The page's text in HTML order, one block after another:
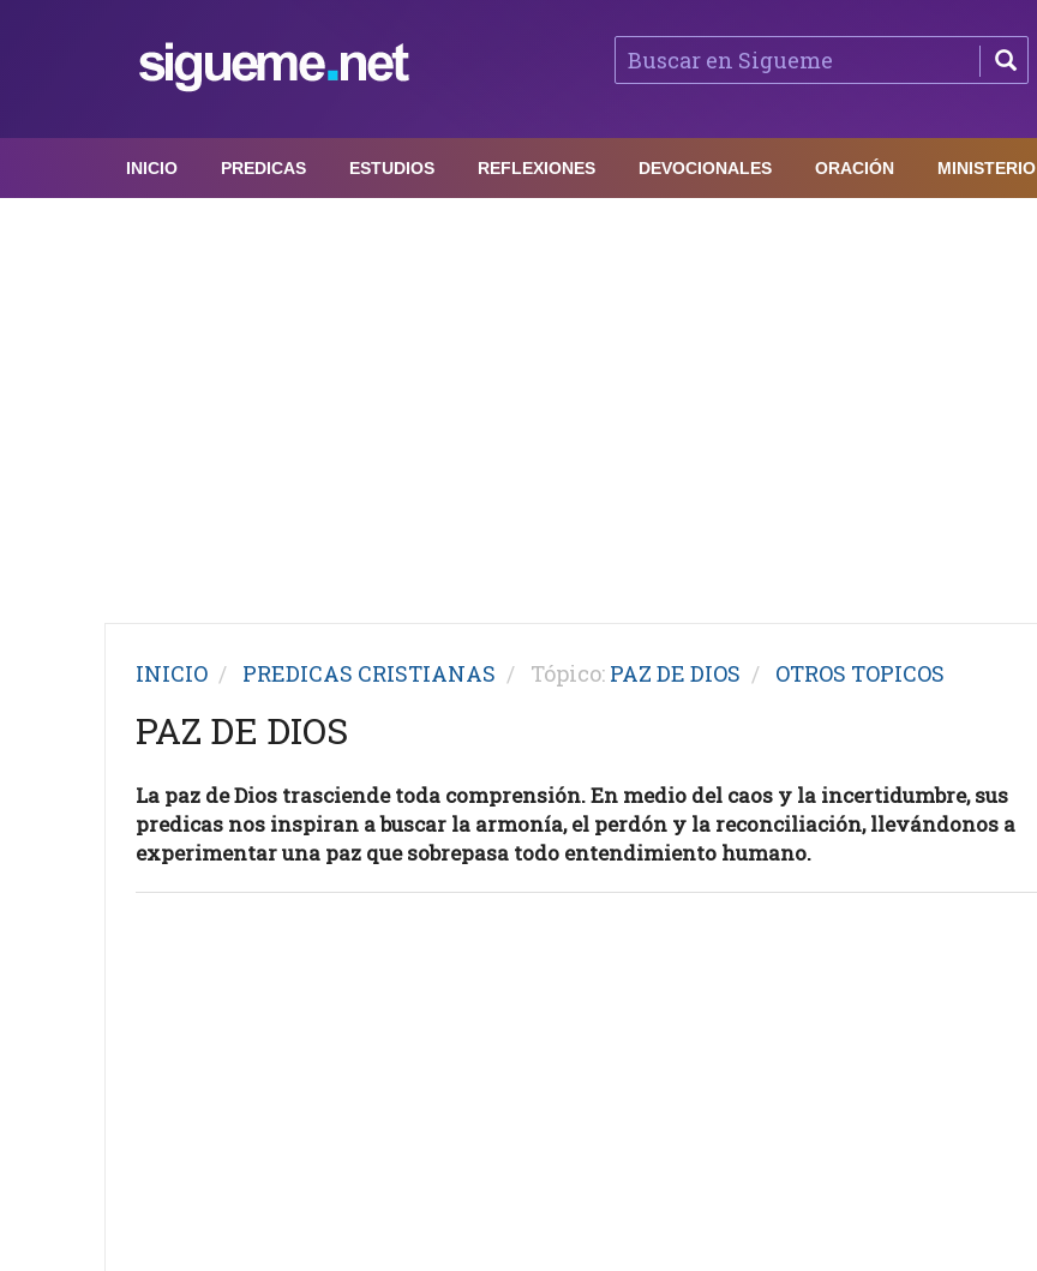
INICIO PREDICAS ESTUDIOS REFLEXIONES DEVOCIONALES ORACIÓN MINISTERIO
INICIO PREDICAS CRISTIANAS Tópico: PAZ DE DIOS OTROS TOPICOS
PAZ DE DIOS
La paz de Dios trasciende toda comprensión. En medio del caos y la incertidumbre, sus
predicas nos inspiran a buscar la armonía, el perdón y la reconciliación, llevándonos a
experimentar una paz que sobrepasa todo entendimiento humano.